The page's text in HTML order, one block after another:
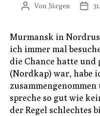
Beitragsautor
Von Jürgen
Murmansk in
ich immer mal
die Chance hatte und
(Nordkap) war, habe
spreche so gut wie
der Regel schlechtes